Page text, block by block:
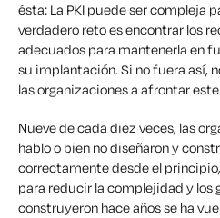
ésta: La PKI puede ser compleja
verdadero reto es encontrar los
adecuados para mantenerla en
su implantación. Si no fuera así,
las organizaciones a afrontar
Nueve de cada diez veces, las
hablo o bien no diseñaron y
correctamente desde el
para reducir la complejidad y los
construyeron hace años se ha